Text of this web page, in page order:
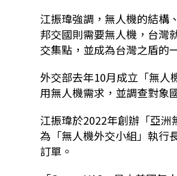
江振瑋強調，無人機的結構
邦交國則需要無人機，台灣
交集點，並成為台灣之盾的
外交部去年10月成立「無人
用無人機需求，並調查對象
江振瑋於2022年創辦「亞
為「無人機外交小組」執行
訂單。